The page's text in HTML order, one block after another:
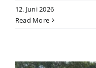
12. Juni 2026
Read More